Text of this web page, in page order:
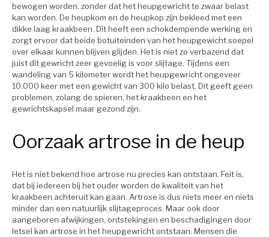
bewogen worden, zonder dat het heupgewricht te zwaar belast
kan worden. De heupkom en de heupkop zijn bekleed met een
dikke laag kraakbeen. Dit heeft een schokdempende werking en
zorgt ervoor dat beide botuiteinden van het heupgewicht soepel
over elkaar kunnen blijven glijden. Het is niet zo verbazend dat
juist dit gewricht zeer gevoelig is voor slijtage. Tijdens een
wandeling van 5 kilometer wordt het heupgewricht ongeveer
10.000 keer met een gewicht van 300 kilo belast. Dit geeft geen
problemen, zolang de spieren, het kraakbeen en het
gewrichtskapsel maar gezond zijn.
Oorzaak artrose in de heup
Het is niet bekend hoe artrose nu precies kan ontstaan. Feit is,
dat bij iedereen bij het ouder worden de kwaliteit van het
kraakbeen achteruit kan gaan. Artrose is dus niets meer en niets
minder dan een natuurlijk slijtageproces. Maar ook door
aangeboren afwijkingen, ontstekingen en beschadigingen door
letsel kan artrose in het heupgewricht ontstaan. Mensen die